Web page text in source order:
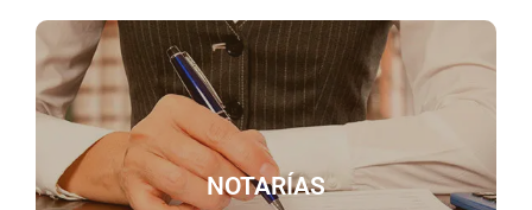
NOTARÍAS
Realizamos servicios de escrituración de bienes
inmuebles (casas o terrenos), poderes,
rectificaciones, cancelaciones de hipoteca,
operaciones de compra-venta, testamentos y
donaciones.